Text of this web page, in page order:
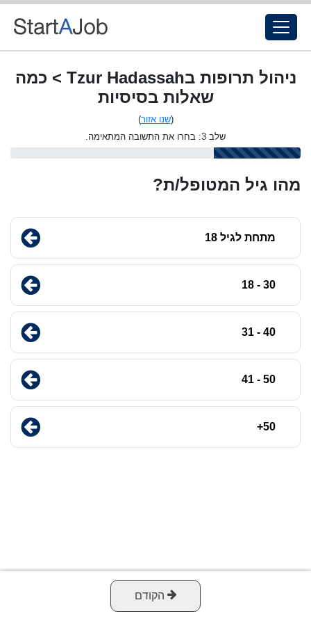
ניהול תרופות בTzur Hadassah > כמה
שאלות בסיסיות
(שנו אזור)
שלב 3: בחרו את התשובה המתאימה.
מהו גיל המטופל/ת?
מתחת לגיל 18
30 - 18
40 - 31
50 - 41
50+
הקודם